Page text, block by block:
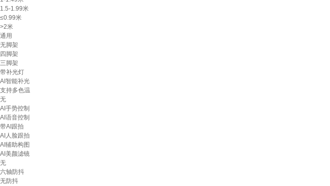
1.5-1.99米
≤0.99米
>2米
通用
无脚架
四脚架
三脚架
带补光灯
AI智能补光
支持多色温
无
AI手势控制
AI语音控制
带AI跟拍
AI人脸跟拍
AI辅助构图
AI美颜滤镜
无
六轴防抖
无防抖